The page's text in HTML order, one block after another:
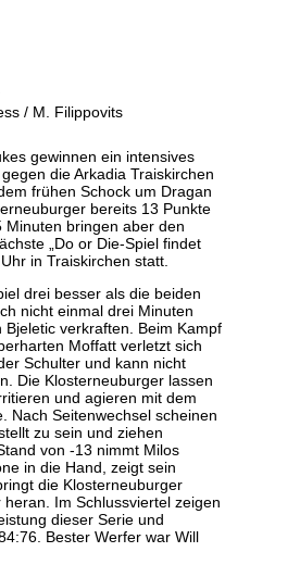
/ M. Filippovits
gewinnen ein intensives
die Arkadia Traiskirchen
frühen Schock um Dragan
bereits 13 Punkte
Minuten bringen aber den
„Do or Die-Spiel findet
in Traiskirchen statt.
drei besser als die beiden
nicht einmal drei Minuten
Bjeletic verkraften. Beim Kampf
Moffatt verletzt sich
Schulter und kann nicht
Die Klosterneuburger lassen
und agieren mit dem
Nach Seitenwechsel scheinen
zu sein und ziehen
von -13 nimmt Milos
in die Hand, zeigt sein
die Klosterneuburger
Im Schlussviertel zeigen
dieser Serie und
Bester Werfer war Will